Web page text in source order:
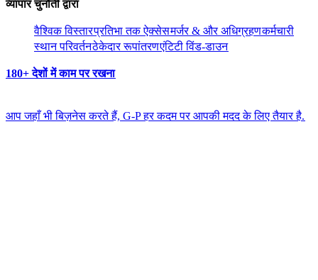
व्यापार चुनौती द्वारा​​
वैश्विक विस्तार​​प्रतिभा तक ऐक्सेस​​मर्जर & और अधिग्रहण​​कर्मचारी
स्थान परिवर्तन​​ठेकेदार रूपांतरण​​एंटिटी विंड-डाउन​​
180+ देशों में काम पर रखना​​
आप जहाँ भी बिज़नेस करते हैं, G-P हर कदम पर आपकी मदद के लिए तैयार है.​​